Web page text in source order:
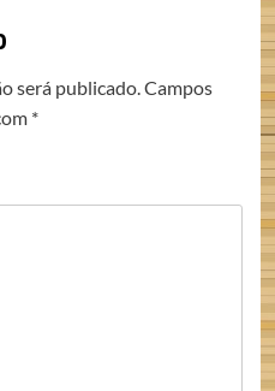
será publicado.Campos
*